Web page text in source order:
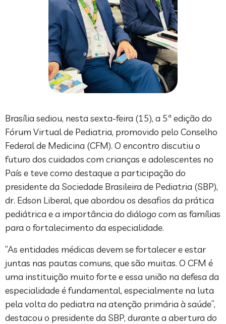
Brasília sediou, nesta sexta-feira (15), a 5ª edição do
Fórum Virtual de Pediatria, promovido pelo Conselho
Federal de Medicina (CFM). O encontro discutiu o
futuro dos cuidados com crianças e adolescentes no
País e teve como destaque a participação do
presidente da Sociedade Brasileira de Pediatria (SBP),
dr. Edson Liberal, que abordou os desafios da prática
pediátrica e a importância do diálogo com as famílias
para o fortalecimento da especialidade.
“As entidades médicas devem se fortalecer e estar
juntas nas pautas comuns, que são muitas. O CFM é
uma instituição muito forte e essa união na defesa da
especialidade é fundamental, especialmente na luta
pela volta do pediatra na atenção primária à saúde”,
destacou o presidente da SBP, durante a abertura do